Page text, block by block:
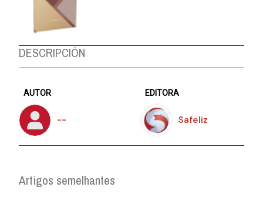
DESCRIPCIÓN
AUTOR
--
EDITORA
Safeliz
Artigos semelhantes